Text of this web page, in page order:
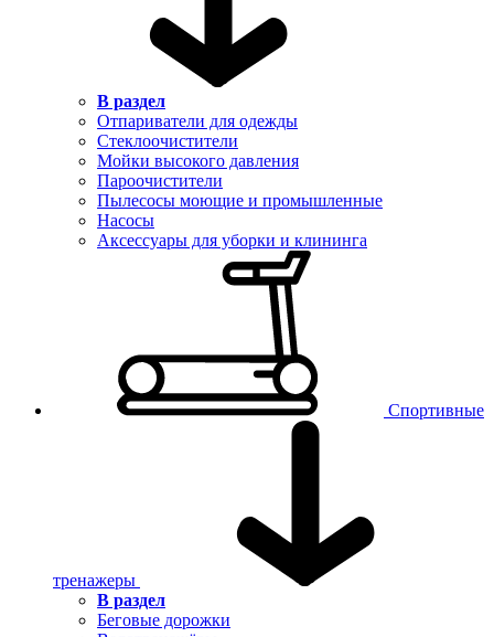
В раздел
Отпариватели для одежды
Стеклоочистители
Мойки высокого давления
Пароочистители
Пылесосы моющие и промышленные
Насосы
Аксессуары для уборки и клининга
Спортивные
тренажеры
В раздел
Беговые дорожки